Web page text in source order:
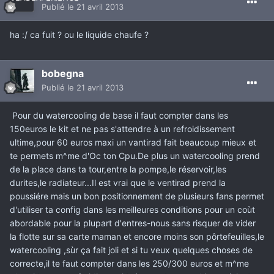
Publié le 21 avril 2013
ha :/ ca fuit ? ou le liquide chaufe ?
bobegna
Publié le 21 avril 2013
Pour du watercooling de base il faut compter dans les
150euros le kit et ne pas s'attendre à un refroidissement
ultime,pour 60 euros maxi un vantirad fait beaucoup mieux et
te permets m^me d'Oc ton Cpu.De plus un watercooling prend
de la place dans ta tour,entre la pompe,le réservoir,les
durites,le radiateur...Il est vrai que le ventirad prend la
poussiére mais un bon positionnement de plusieurs fans permet
d'utiliser ta config dans les meilleures conditions pour un coùt
abordable pour la plupart d'entres-nous sans risquer de vider
la flotte sur sa carte maman et encore moins son pôrtefeuilles,le
watercooling ,sùr ça fait joli et si tu veux quelques choses de
correcte,il te faut compter dans les 250/300 euros et m^me